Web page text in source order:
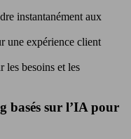
instantanément aux
une expérience client
les besoins et les
basés sur l’IA pour